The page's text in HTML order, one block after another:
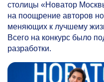
столицы «Новатор
на поощрение авторов
меняющих к лучшему
Всего на конкурс было
разработки.